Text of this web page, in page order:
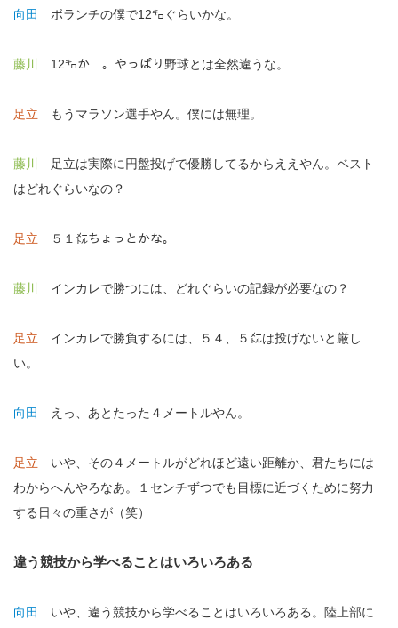
向田 ボランチの僕で12㌔ぐらいかな。
藤川 12㌔か…。やっぱり野球とは全然違うな。
足立 もうマラソン選手やん。僕には無理。
藤川
足立は実際に円盤投げで優勝してるからええやん。ベスト
はどれぐらいなの？
足立 ５１㍍ちょっとかな。
藤川 インカレで勝つには、どれぐらいの記録が必要なの？
足立 インカレで勝負するには、５４、５㍍は投げないと厳し
い。
向田 えっ、あとたった４メートルやん。
足立 いや、その４メートルがどれほど遠い距離か、君たちには
わからへんやろなあ。１センチずつでも目標に近づくために努力
する日々の重さが（笑）
違う競技から学べることはいろいろある
向田 いや、違う競技から学べることはいろいろある。陸上部に